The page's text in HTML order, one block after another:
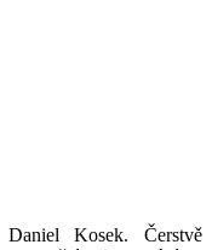
Kosek. Čerstvě